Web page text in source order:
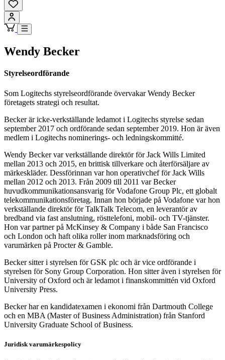
Wendy Becker
Styrelseordförande
Som Logitechs styrelseordförande övervakar Wendy Becker
företagets strategi och resultat.
Becker är icke-verkställande ledamot i Logitechs styrelse sedan
september 2017 och ordförande sedan september 2019. Hon är även
medlem i Logitechs nominerings- och ledningskommitté.
Wendy Becker var verkställande direktör för Jack Wills Limited
mellan 2013 och 2015, en brittisk tillverkare och återförsäljare av
märkeskläder. Dessförinnan var hon operativchef för Jack Wills
mellan 2012 och 2013. Från 2009 till 2011 var Becker
huvudkommunikationsansvarig för Vodafone Group Plc, ett globalt
telekommunikationsföretag. Innan hon började på Vodafone var hon
verkställande direktör för TalkTalk Telecom, en leverantör av
bredband via fast anslutning, rösttelefoni, mobil- och TV-tjänster.
Hon var partner på McKinsey & Company i både San Francisco
och London och haft olika roller inom marknadsföring och
varumärken på Procter & Gamble.
Becker sitter i styrelsen för GSK plc och är vice ordförande i
styrelsen för Sony Group Corporation. Hon sitter även i styrelsen för
University of Oxford och är ledamot i finanskommittén vid Oxford
University Press.
Becker har en kandidatexamen i ekonomi från Dartmouth College
och en MBA (Master of Business Administration) från Stanford
University Graduate School of Business.
Juridisk varumärkespolicy